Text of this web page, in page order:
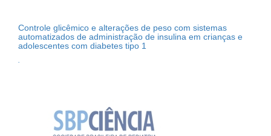
Controle glicêmico e alterações de peso com sistemas
automatizados de administração de insulina em crianças e
adolescentes com diabetes tipo 1
.